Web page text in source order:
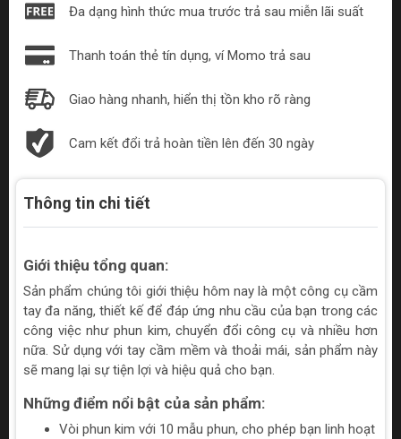
Đa dạng hình thức mua trước trả sau miễn lãi suất
Thanh toán thẻ tín dụng, ví Momo trả sau
Giao hàng nhanh, hiển thị tồn kho rõ ràng
Cam kết đổi trả hoàn tiền lên đến 30 ngày
Thông tin chi tiết
Giới thiệu tổng quan:
Sản phẩm chúng tôi giới thiệu hôm nay là một công cụ cầm
tay đa năng, thiết kế để đáp ứng nhu cầu của bạn trong các
công việc như phun kim, chuyển đổi công cụ và nhiều hơn
nữa. Sử dụng với tay cầm mềm và thoải mái, sản phẩm này
sẽ mang lại sự tiện lợi và hiệu quả cho bạn.
Những điểm nổi bật của sản phẩm:
Vòi phun kim với 10 mẫu phun, cho phép bạn linh hoạt